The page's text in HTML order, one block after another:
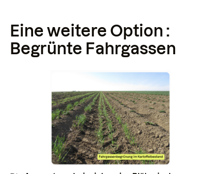
Eine weitere Option :
Begrünte Fahrgassen